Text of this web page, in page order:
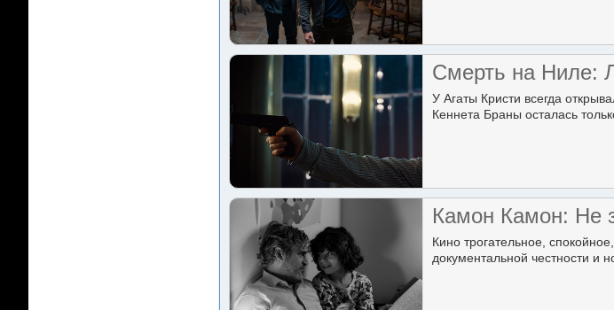
Смерть на Ниле:
У Агаты Кристи всегда
Кеннета Браны осталась
Камон Камон: Не
Кино трогательное,
документальной честности и